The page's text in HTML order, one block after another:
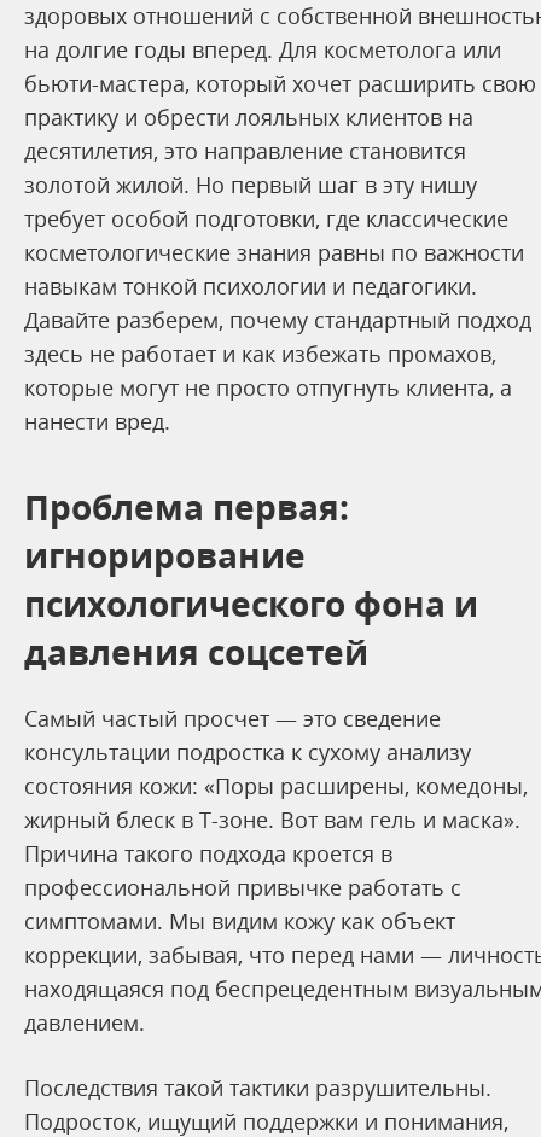
здоровых отношений с собственной
на долгие годы вперед. Для косметолога или
бьюти-мастера, который хочет расширить свою
практику и обрести лояльных клиентов на
десятилетия, это направление становится
золотой жилой. Но первый шаг в эту нишу
требует особой подготовки, где классические
косметологические знания равны по важности
навыкам тонкой психологии и педагогики.
Давайте разберем, почему стандартный подход
здесь не работает и как избежать промахов,
которые могут не просто отпугнуть клиента, а
нанести вред.
Проблема первая:
игнорирование
психологического фона и
давления соцсетей
Самый частый просчет — это сведение
консультации подростка к сухому анализу
состояния кожи: «Поры расширены, комедоны,
жирный блеск в Т-зоне. Вот вам гель и маска».
Причина такого подхода кроется в
профессиональной привычке работать с
симптомами. Мы видим кожу как объект
коррекции, забывая, что перед нами —
находящаяся под беспрецедентным
давлением.
Последствия такой тактики разрушительны.
Подросток, ищущий поддержки и понимания,